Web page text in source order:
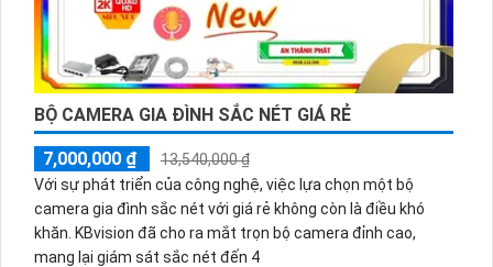
BỘ CAMERA GIA ĐÌNH SẮC NÉT GIÁ RẺ
7,000,000 ₫
13,540,000 ₫
Với sự phát triển của công nghệ, việc lựa chọn một bộ
camera gia đình sắc nét với giá rẻ không còn là điều khó
khăn. KBvision đã cho ra mắt trọn bộ camera đỉnh cao,
mang lại giám sát sắc nét đến 4